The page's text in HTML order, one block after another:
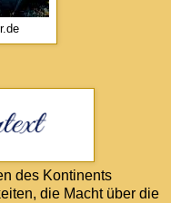
des Kontinents
die Macht über die